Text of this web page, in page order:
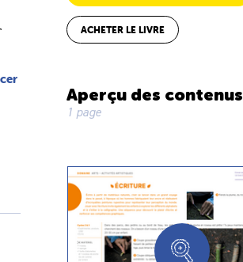
ACHETER LE LIVRE
Aperçu des contenus
1 page